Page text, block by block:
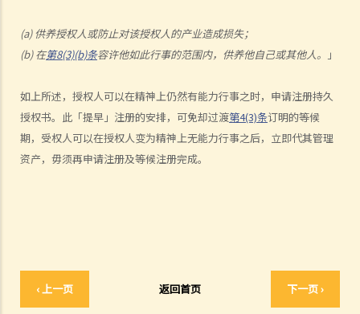
(a) 供养授权人或防止对该授权人的产业造成损失；
(b) 在第8(3)(b)条容许他如此行事的范围内，供养他自己或其他人。 」
如上所述，授权人可以在精神上仍然有能力行事之时，申请注册持久
授权书。此「提早」注册的安排，可免却过渡第4(3)条订明的等候
期，受权人可以在授权人变为精神上无能力行事之后，立即代其管理
资产，毋须再申请注册及等候注册完成。
‹ 上一页 返回首页 下一页 ›
1. 我的父母年纪已老，他们想要任命我为他们持久授权书内的受权人。
当然我很乐意帮忙。我也知道假如有一天他们变得精神上无行为能力，
其他兄弟姐妹，我可不想因为父母的资产管理问题而使大家不和。坦白
说，我更不想其他兄弟姐妹指责我未有妥善管理父母的资产。
3. 监察受权人
1. 我年纪已老，想要订立一份持久授权书，以便在我变为精神上无行为
能力时，我的儿子可处理我的财政事务。我的儿子是一名律师，而媳妇